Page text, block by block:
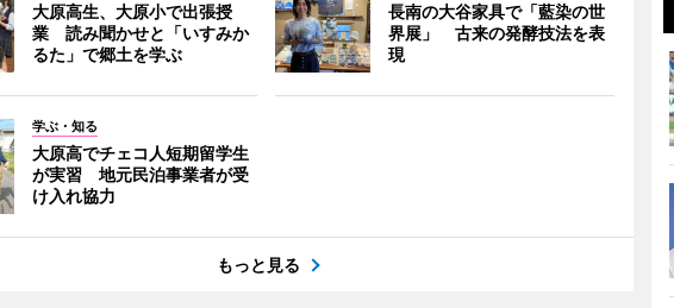
大原高生、大原小で出張授
業 読み聞かせと「いすみか
るた」で郷土を学ぶ
長南の大谷家具で「藍染の世
界展」 古来の発酵技法を表
現
学ぶ・知る
大原高でチェコ人短期留学生
が実習 地元民泊事業者が受
け入れ協力
もっと見る